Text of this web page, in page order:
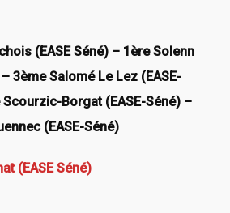
(EASE Séné) – 1ère Solenn
3ème Salomé Le Lez (EASE-
Scourzic-Borgat (EASE-Séné) –
(EASE-Séné)
(EASE Séné)